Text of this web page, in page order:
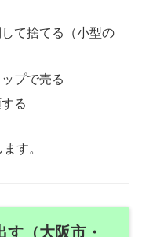
て捨てる（小型の
プで売る
る
す。
（大阪市・